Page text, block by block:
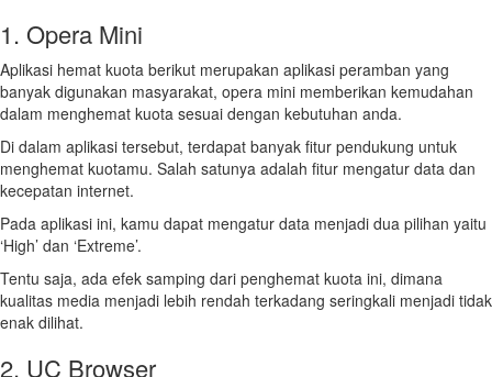
1. Opera Mini
Aplikasi hemat kuota berikut merupakan aplikasi peramban yang
banyak digunakan masyarakat, opera mini memberikan kemudahan
dalam menghemat kuota sesuai dengan kebutuhan anda.
Di dalam aplikasi tersebut, terdapat banyak fitur pendukung untuk
menghemat kuotamu. Salah satunya adalah fitur mengatur data dan
kecepatan internet.
Pada aplikasi ini, kamu dapat mengatur data menjadi dua pilihan yaitu
‘High’ dan ‘Extreme’.
Tentu saja, ada efek samping dari penghemat kuota ini, dimana
kualitas media menjadi lebih rendah terkadang seringkali menjadi tidak
enak dilihat.
2. UC Browser